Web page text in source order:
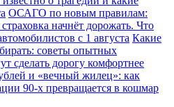
ОСАГО по новым правилам:
начнёт дорожать. Что
с 1 августа Какие
советы опытных
сделать дорогу комфортнее
и «вечный жилец»: как
90-х превращается в кошмар